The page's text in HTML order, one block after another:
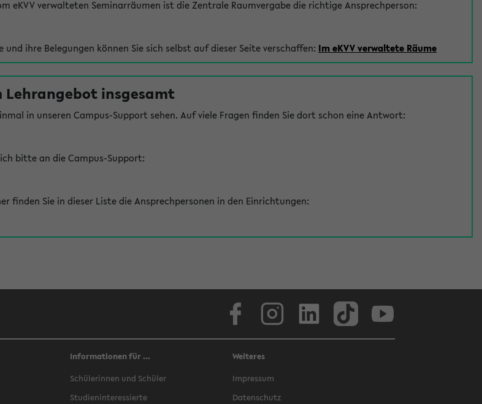
eKVV verwalteten Seminarräumen ist die Zentrale Raumvergabe die richtige Ansprechperson:
ihre Belegungen können Sie sich selbst auf dieser Seite verschaffen: Im eKVV verwaltete Räume
Lehrangebot insgesamt
in unseren Campus-Support sehen. Auf viele Fragen finden Sie dort schon eine Antwort:
bitte an die Campus-Support:
finden Sie in dieser Liste die Ansprechpersonen in den Einrichtungen:
Informationen für ...
Schülerinnen und Schüler
Studieninteressierte
Weiteres
Impressum
Datenschutz